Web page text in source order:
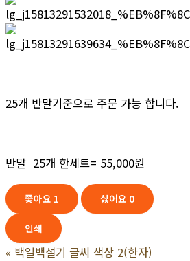
25개 반말기준으로 주문 가능 합니다.
반말 25개 한세트= 55,000원
좋아요 1 싫어요 0
인쇄
« 백일백설기 글씨 색상 2(한자)